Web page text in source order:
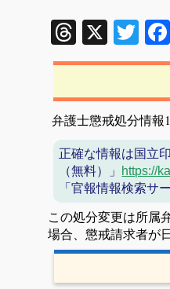
Threads
X
弁護士懲戒処分情
正確な情報は国立
（無料）」 https://
「官報情報検索サ
この処分変更は所属
場合、懲戒請求者が